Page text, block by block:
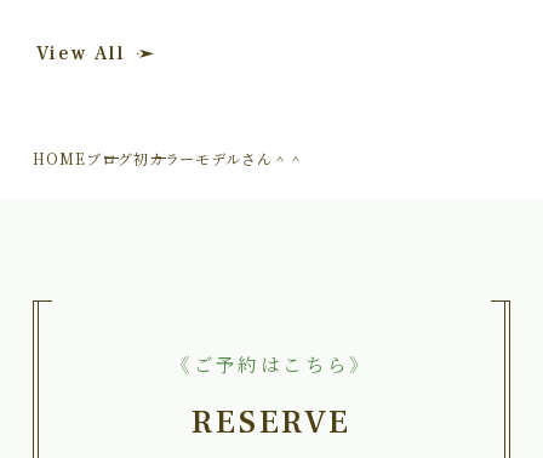
View All
HOMEブログ初カラーモデルさん＾＾
《ご予約はこちら》
RESERVE